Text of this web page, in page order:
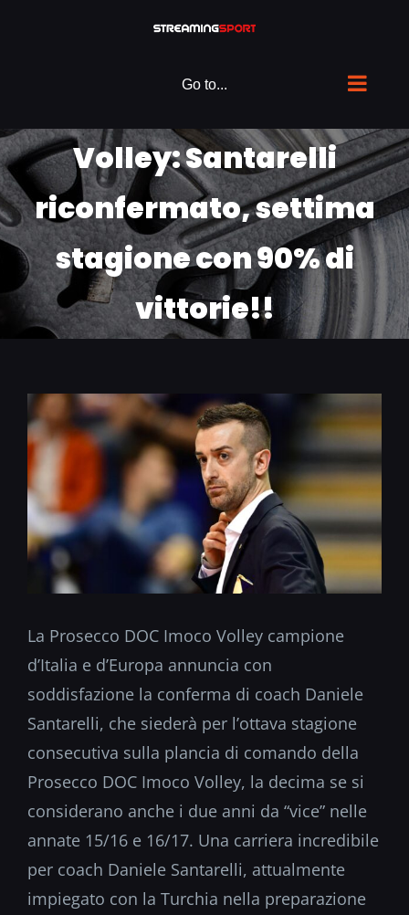
Go to...
Volley: Santarelli
riconfermato, settima
stagione con 90% di
vittorie!!
La Prosecco DOC Imoco Volley campione
d’Italia e d’Europa annuncia con
soddisfazione la conferma di coach Daniele
Santarelli, che siederà per l’ottava stagione
consecutiva sulla plancia di comando della
Prosecco DOC Imoco Volley, la decima se si
considerano anche i due anni da “vice” nelle
annate 15/16 e 16/17. Una carriera incredibile
per coach Daniele Santarelli, attualmente
impiegato con la Turchia nella preparazione